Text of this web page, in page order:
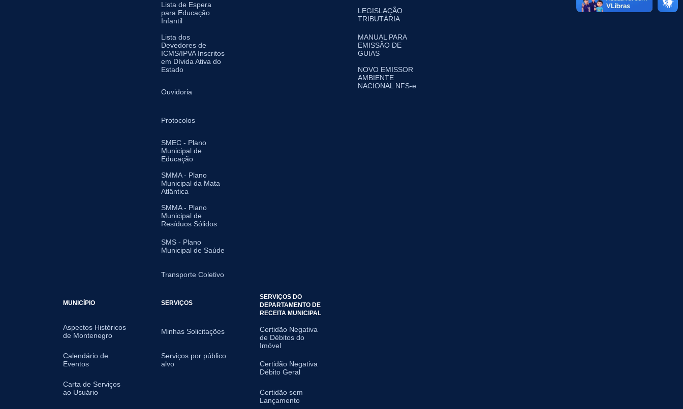
Lista de Espera
para Educação
Infantil
Lista dos
Devedores de
ICMS/IPVA Inscritos
em Dívida Ativa do
Estado
Ouvidoria
Protocolos
SMEC - Plano
Municipal de
Educação
SMMA - Plano
Municipal da Mata
Atlântica
SMMA - Plano
Municipal de
Resíduos Sólidos
SMS - Plano
Municipal de Saúde
Transporte Coletivo
LEGISLAÇÃO
TRIBUTÁRIA
MANUAL PARA
EMISSÃO DE
GUIAS
NOVO EMISSOR
AMBIENTE
NACIONAL NFS-e
MUNICÍPIO
Aspectos Históricos
de Montenegro
Calendário de
Eventos
Carta de Serviços
ao Usuário
SERVIÇOS
Minhas Solicitações
Serviços por público
alvo
SERVIÇOS DO
DEPARTAMENTO DE
RECEITA MUNICIPAL
Certidão Negativa
de Débitos do
Imóvel
Certidão Negativa
Débito Geral
Certidão sem
Lançamento